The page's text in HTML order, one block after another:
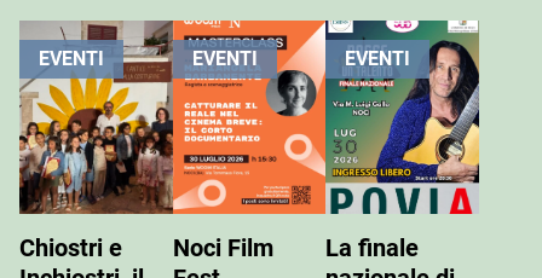
EVENTI
Chiostri e
EVENTI
Noci Film
EVENTI
La finale